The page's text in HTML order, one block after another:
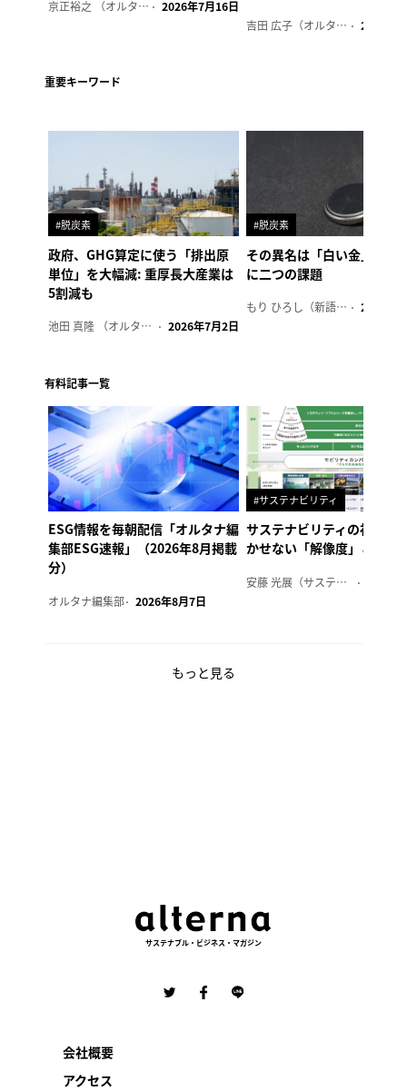
京正裕之 （オルタナ副編集長） 2026年7月16日
吉田 広子（オルタナ輪番編集長） 2026年6
重要キーワード
#脱炭素
政府、GHG算定に使う「排出原
単位」を大幅減: 重厚長大産業は
5割減も
池田 真隆 （オルタナ輪番編集長） 2026年7月2日
#脱炭素
その異名は「白い金」、リ
に二つの課題
もり ひろし（新語ウォッチャー） 2023年7
有料記事一覧
ESG情報を毎朝配信「オルタナ編
集部ESG速報」（2026年8月掲載
分）
オルタナ編集部 2026年8月7日
#サステナビリティ
サステナビリティの社内浸
かせない「解像度」とは
安藤 光展（サステナビリティ・コンサルタント）
もっと見る
サステナブル・ビジネス・マガジン
会社概要
アクセス